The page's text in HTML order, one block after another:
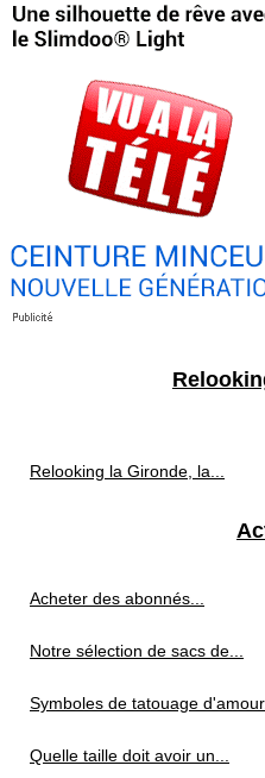
Relooking la Gironde, la...
Acheter des abonnés...
Notre sélection de sacs de...
Symboles de tatouage
Quelle taille doit avoir un...